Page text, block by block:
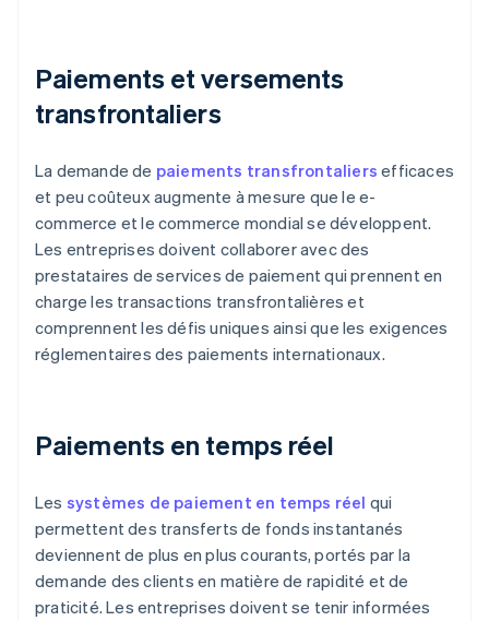
Paiements et versements
transfrontaliers
La demande de paiements transfrontaliers efficaces
et peu coûteux augmente à mesure que le e-
commerce et le commerce mondial se développent.
Les entreprises doivent collaborer avec des
prestataires de services de paiement qui prennent en
charge les transactions transfrontalières et
comprennent les défis uniques ainsi que les exigences
réglementaires des paiements internationaux.
Paiements en temps réel
Les systèmes de paiement en temps réel qui
permettent des transferts de fonds instantanés
deviennent de plus en plus courants, portés par la
demande des clients en matière de rapidité et de
praticité. Les entreprises doivent se tenir informées